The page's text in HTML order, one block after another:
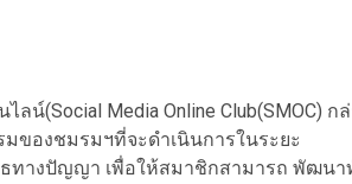
(Social Media Online Club(SMOC)
ของชมรมฯที่จะดำเนินการในระยะ
างปัญญา เพื่อให้สมาชิกสามารถ พัฒนา